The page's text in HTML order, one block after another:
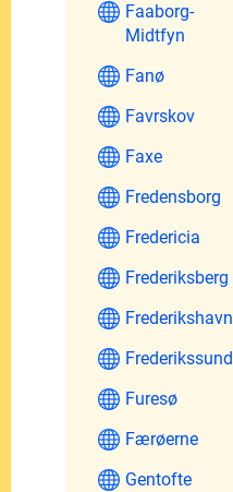
Faaborg-
Midtfyn
Fanø
Favrskov
Faxe
Fredensborg
Fredericia
Frederiksberg
Frederikshavn
Frederikssund
Furesø
Færøerne
Gentofte